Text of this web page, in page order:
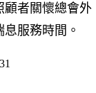
顧者關懷總會外
服務時間。